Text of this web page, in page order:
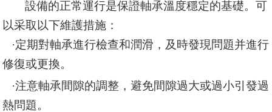
設備的正常運行是保證軸承溫度穩定的基礎。可
以采取以下維護措施：
·定期對軸承進行檢查和潤滑，及時發現問題并進行
修復或更換。
·注意軸承間隙的調整，避免間隙過大或過小引發過
熱問題。